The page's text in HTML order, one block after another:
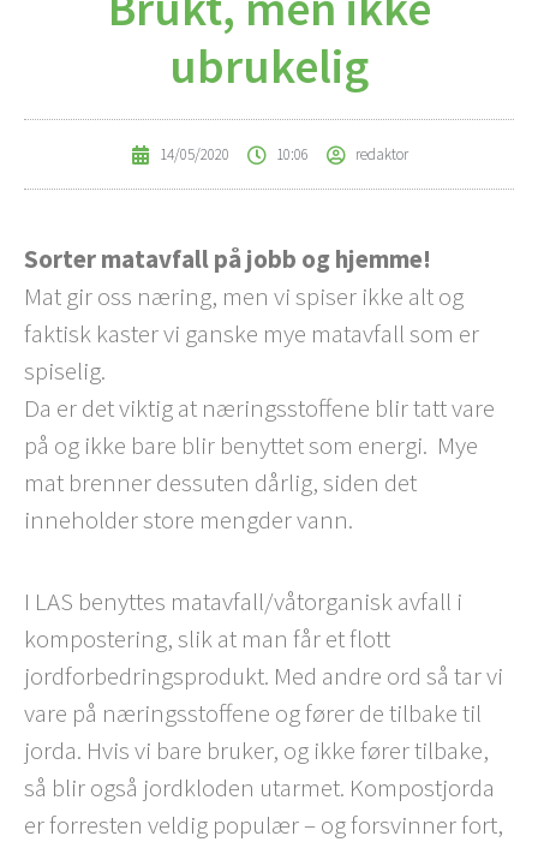
ubrukelig
14/05/2020 10:06 redaktor
Sorter matavfall på jobb og hjemme!
Mat gir oss næring, men vi spiser ikke alt og
faktisk kaster vi ganske mye matavfall som er
spiselig.
Da er det viktig at næringsstoffene blir tatt vare
på og ikke bare blir benyttet som energi. Mye
mat brenner dessuten dårlig, siden det
inneholder store mengder vann.
I LAS benyttes matavfall/våtorganisk avfall i
kompostering, slik at man får et flott
jordforbedringsprodukt. Med andre ord så tar vi
vare på næringsstoffene og fører de tilbake til
jorda. Hvis vi bare bruker, og ikke fører tilbake,
så blir også jordkloden utarmet. Kompostjorda
er forresten veldig populær – og forsvinner fort,